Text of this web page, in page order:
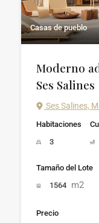
Casas de pueblo
Moderno
Ses Salines
Ses Salines,
Habitaciones
3
Tamaño del Lote
1564 m2
Precio